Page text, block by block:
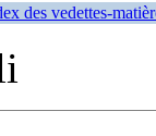
des vedettes-